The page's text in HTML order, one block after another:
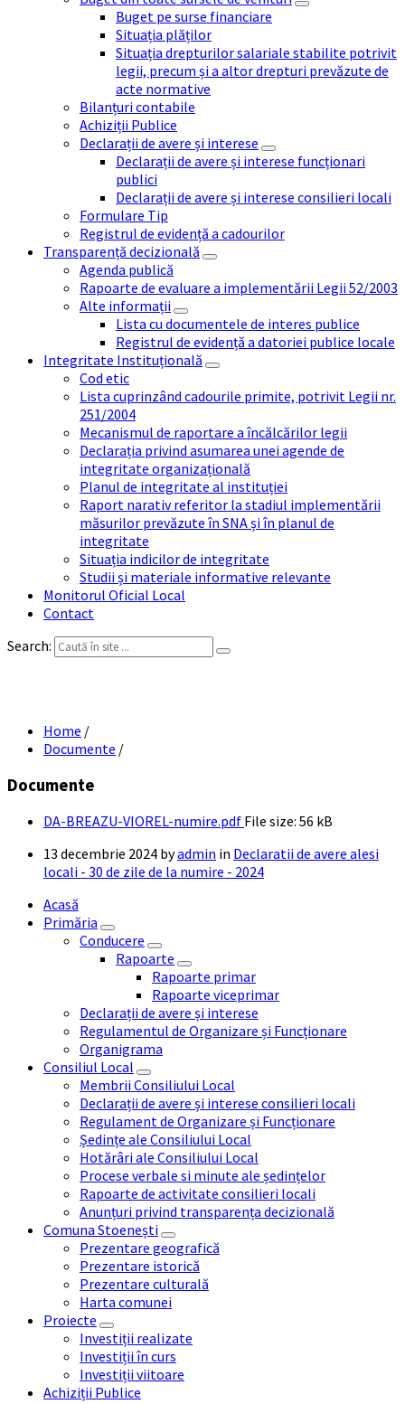
Buget pe surse financiare
Situația plăților
Situația drepturilor salariale stabilite potrivit
legii, precum și a altor drepturi prevăzute de
acte normative
Bilanțuri contabile
Achiziții Publice
Declarații de avere și interese
Declarații de avere și interese funcționari
publici
Declarații de avere și interese consilieri locali
Formulare Tip
Registrul de evidență a cadourilor
Transparență decizională
Agenda publică
Rapoarte de evaluare a implementării Legii 52/2003
Alte informații
Lista cu documentele de interes publice
Registrul de evidență a datoriei publice locale
Integritate Instituțională
Cod etic
Lista cuprinzând cadourile primite, potrivit Legii nr.
251/2004
Mecanismul de raportare a încălcărilor legii
Declarația privind asumarea unei agende de
integritate organizațională
Planul de integritate al instituției
Raport narativ referitor la stadiul implementării
măsurilor prevăzute în SNA și în planul de
integritate
Situația indicilor de integritate
Studii și materiale informative relevante
Monitorul Oficial Local
Contact
Search:
Home /
Documente /
Documente
DA-BREAZU-VIOREL-numire.pdf File size: 56 kB
13 decembrie 2024 byadmin in Declaratii de avere alesi
locali - 30 de zile de la numire - 2024
Acasă
Primăria
Conducere
Rapoarte
Rapoarte primar
Rapoarte viceprimar
Declarații de avere și interese
Regulamentul de Organizare și Funcționare
Organigrama
Consiliul Local
Membrii Consiliului Local
Declarații de avere și interese consilieri locali
Regulament de Organizare și Funcționare
Ședințe ale Consiliului Local
Hotărâri ale Consiliului Local
Procese verbale si minute ale ședințelor
Rapoarte de activitate consilieri locali
Anunțuri privind transparența decizională
Comuna Stoenești
Prezentare geografică
Prezentare istorică
Prezentare culturală
Harta comunei
Proiecte
Investiții realizate
Investiții în curs
Investiții viitoare
Achiziții Publice